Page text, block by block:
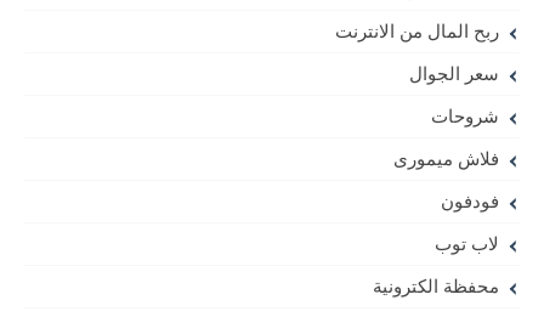
ربح المال من الانترنت
سعر الجوال
شروحات
فلاش ميمورى
فودفون
لاب توب
محفظة الكترونية